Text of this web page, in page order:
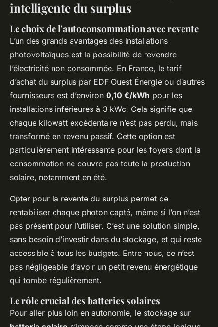
intelligente du surplus
Le choix de l'autoconsommation avec revente
L’un des grands avantages des installations
photovoltaïques est la possibilité de revendre
l’électricité non consommée. En France, le tarif
d’achat du surplus par EDF Ouest Énergie ou d’autres
fournisseurs est d’environ 0,10 €/kWh pour les
installations inférieures à 3 kWc. Cela signifie que
chaque kilowatt excédentaire n’est pas perdu, mais
transformé en revenu passif. Cette option est
particulièrement intéressante pour les foyers dont la
consommation ne couvre pas toute la production
solaire, notamment en été.
Opter pour la revente du surplus permet de
rentabiliser chaque photon capté, même si l’on n’est
pas présent pour l’utiliser. C’est une solution simple,
sans besoin d’investir dans du stockage, et qui reste
accessible à tous les budgets. Entre nous, ce n’est
pas négligeable d’avoir un petit revenu énergétique
qui tombe régulièrement.
Le rôle crucial des batteries solaires
Pour aller plus loin en autonomie, le stockage sur